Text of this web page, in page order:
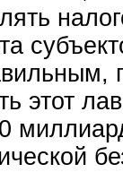
этот